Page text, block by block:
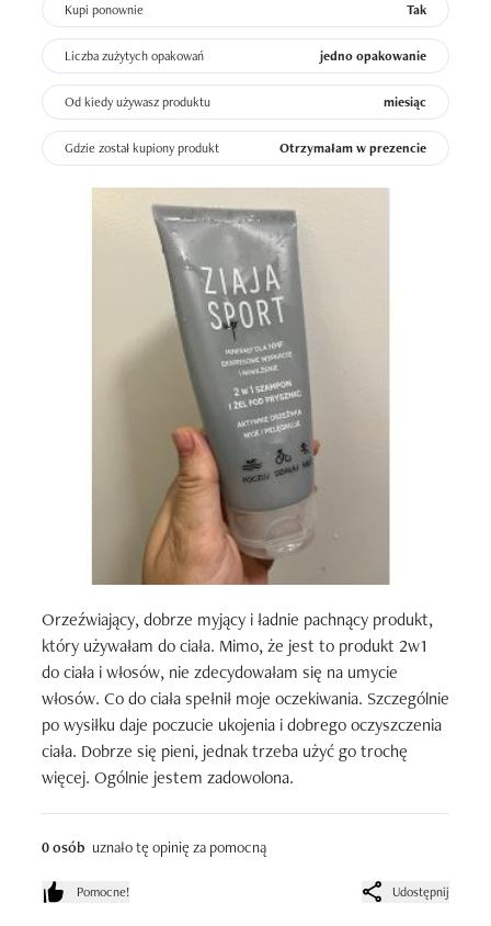
Kupi ponownie Tak
Liczba zużytych opakowań jedno opakowanie
Od kiedy używasz produktu miesiąc
Gdzie został kupiony produkt Otrzymałam w prezencie
Orzeźwiający, dobrze myjący i ładnie pachnący produkt,
który używałam do ciała. Mimo, że jest to produkt 2w1
do ciała i włosów, nie zdecydowałam się na umycie
włosów. Co do ciała spełnił moje oczekiwania. Szczególnie
po wysiłku daje poczucie ukojenia i dobrego oczyszczenia
ciała. Dobrze się pieni, jednak trzeba użyć go trochę
więcej. Ogólnie jestem zadowolona.
0 osób uznało tę opinię za pomocną
Pomocne! Udostępnij